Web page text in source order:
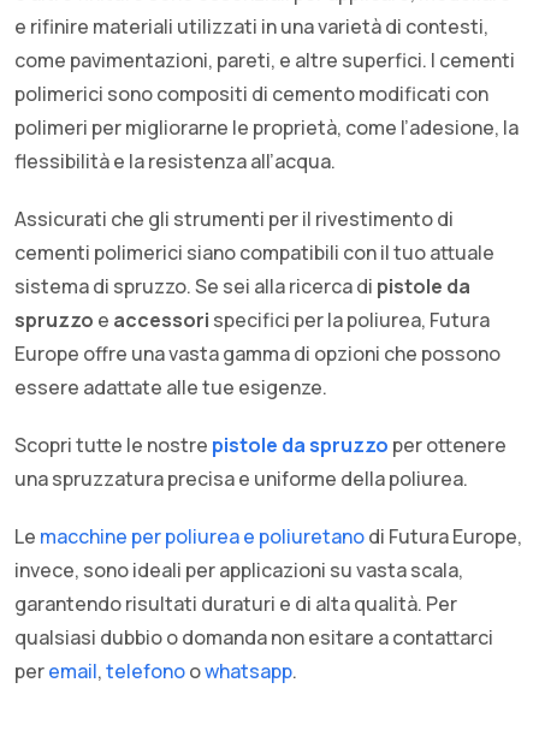
e rifinire materiali utilizzati in una varietà di contesti,
come pavimentazioni, pareti, e altre superfici. I cementi
polimerici sono compositi di cemento modificati con
polimeri per migliorarne le proprietà, come l’adesione, la
flessibilità e la resistenza all’acqua.
Assicurati che gli strumenti per il rivestimento di
cementi polimerici siano compatibili con il tuo attuale
sistema di spruzzo. Se sei alla ricerca di pistole da
spruzzo e accessori specifici per la poliurea, Futura
Europe offre una vasta gamma di opzioni che possono
essere adattate alle tue esigenze.
Scopri tutte le nostre pistole da spruzzo per ottenere
una spruzzatura precisa e uniforme della poliurea.
Le macchine per poliurea e poliuretanodi Futura Europe,
invece, sono ideali per applicazioni su vasta scala,
garantendo risultati duraturi e di alta qualità. Per
qualsiasi dubbio o domanda non esitare a contattarci
peremail,telefonoowhatsapp.